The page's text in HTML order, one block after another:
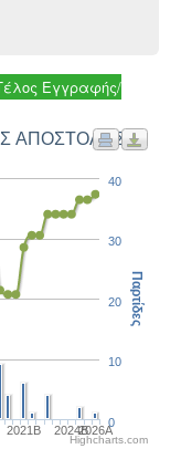
Εγγραφής/
ΑΠΟΣΤΟΛΟΣ
2021B 2024B2026A
0
10
20
30
40
Παρτίδες
Highcharts.com